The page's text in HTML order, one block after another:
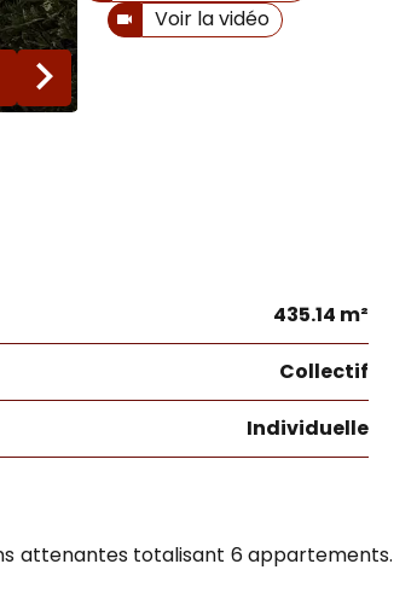
Voir la vidéo
435.14 m²
Collectif
Individuelle
attenantes totalisant 6 appartements.